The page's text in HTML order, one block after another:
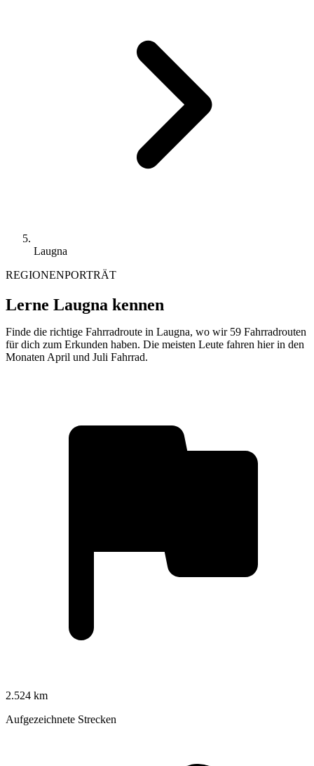
Laugna
REGIONENPORTRÄT
Lerne Laugna kennen
Finde die richtige Fahrradroute in Laugna, wo wir 59 Fahrradrouten
für dich zum Erkunden haben. Die meisten Leute fahren hier in den
Monaten April und Juli Fahrrad.
2.524 km
Aufgezeichnete Strecken